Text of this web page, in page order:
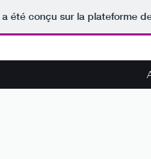
a été conçu sur la plateforme